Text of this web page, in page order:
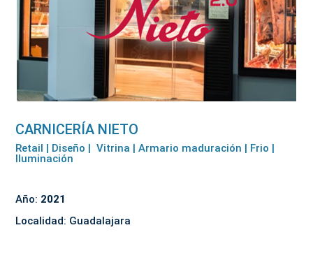
CARNICERÍA NIETO
Retail | Diseño | Vitrina | Armario maduración | Frio |
Iluminación
Año: 2021
Localidad: Guadalajara